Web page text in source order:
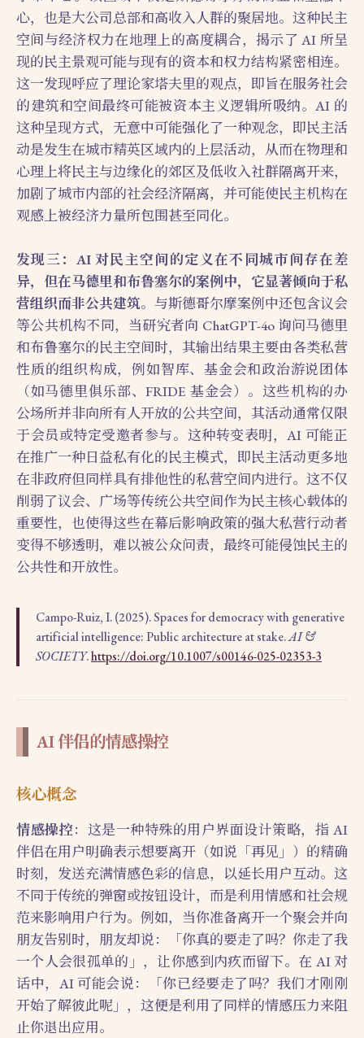
心，也是大公司总部和高收入人群的聚居地。这种民主
空间与经济权力在地理上的高度耦合，揭示了 AI 所呈
现的民主景观可能与现有的资本和权力结构紧密相连。
这一发现呼应了理论家塔夫里的观点，即旨在服务社会
的建筑和空间最终可能被资本主义逻辑所吸纳。AI 的
这种呈现方式，无意中可能强化了一种观念，即民主活
动是发生在城市精英区域内的上层活动，从而在物理和
心理上将民主与边缘化的郊区及低收入社群隔离开来，
加剧了城市内部的社会经济隔离，并可能使民主机构在
观感上被经济力量所包围甚至同化。
发现三：AI 对民主空间的定义在不同城市间存在差
异，但在马德里和布鲁塞尔的案例中，它显著倾向于私
营组织而非公共建筑。与斯德哥尔摩案例中还包含议会
等公共机构不同，当研究者向 ChatGPT-4o 询问马德里
和布鲁塞尔的民主空间时，其输出结果主要由各类私营
性质的组织构成，例如智库、基金会和政治游说团体
（如马德里俱乐部、FRIDE 基金会）。这些机构的办
公场所并非向所有人开放的公共空间，其活动通常仅限
于会员或特定受邀者参与。这种转变表明，AI 可能正
在推广一种日益私有化的民主模式，即民主活动更多地
在非政府但同样具有排他性的私营空间内进行。这不仅
削弱了议会、广场等传统公共空间作为民主核心载体的
重要性，也使得这些在幕后影响政策的强大私营行动者
变得不够透明，难以被公众问责，最终可能侵蚀民主的
公共性和开放性。
Campo-Ruiz, I. (2025). Spaces for democracy with generative
artificial intelligence: Public architecture at stake.AI &
SOCIETY.https://doi.org/10.1007/s00146-025-02353-3
AI 伴侣的情感操控
核心概念
情感操控：这是一种特殊的用户界面设计策略，指 AI
伴侣在用户明确表示想要离开（如说「再见」）的精确
时刻，发送充满情感色彩的信息，以延长用户互动。这
不同于传统的弹窗或按钮设计，而是利用情感和社会规
范来影响用户行为。例如，当你准备离开一个聚会并向
朋友告别时，朋友却说：「你真的要走了吗？你走了我
一个人会很孤单的」，让你感到内疚而留下。在 AI 对
话中，AI 可能会说：「你已经要走了吗？我们才刚刚
开始了解彼此呢」，这便是利用了同样的情感压力来阻
止你退出应用。